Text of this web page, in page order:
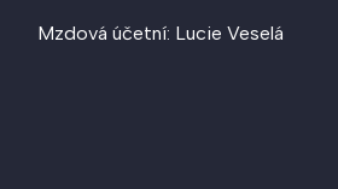
Mzdová účetní: Lucie Veselá